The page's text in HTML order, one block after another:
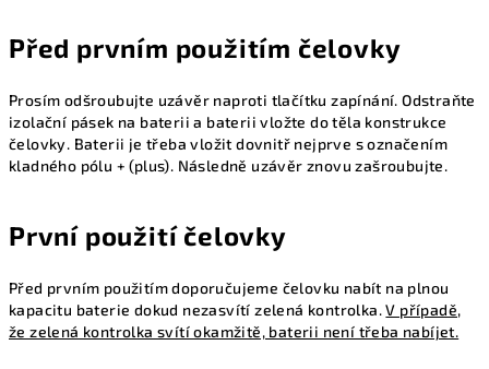
Před prvním použitím čelovky
Prosím odšroubujte uzávěr naproti tlačítku zapínání. Odstraňte
izolační pásek na baterii a baterii vložte do těla konstrukce
čelovky. Baterii je třeba vložit dovnitř nejprve s označením
kladného pólu + (plus). Následně uzávěr znovu zašroubujte.
První použití čelovky
Před prvním použitím doporučujeme čelovku nabít na plnou
kapacitu baterie dokud nezasvítí zelená kontrolka.V případě,
že zelená kontrolka svítí okamžitě, baterii není třeba nabíjet.